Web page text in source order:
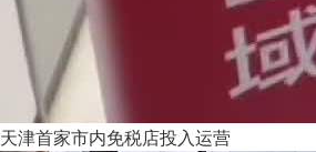
天津首家市内免税店投入运营